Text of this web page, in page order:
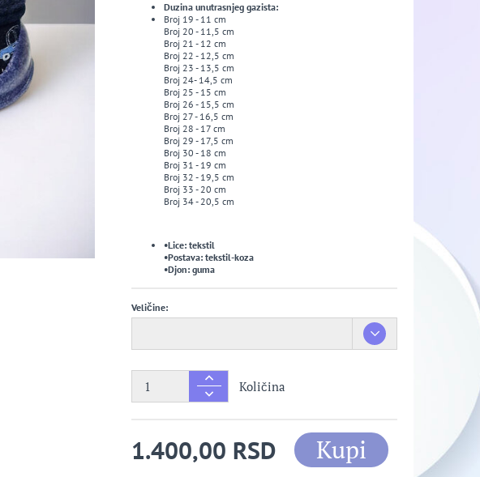
Duzina unutrasnjeg gazista:
Broj 19 - 11 cm
Broj 20 - 11,5 cm
Broj 21 - 12 cm
Broj 22 - 12,5 cm
Broj 23 - 13,5 cm
Broj 24- 14,5 cm
Broj 25 - 15 cm
Broj 26 - 15,5 cm
Broj 27 - 16,5 cm
Broj 28 - 17 cm
Broj 29 - 17,5 cm
Broj 30 - 18 cm
Broj 31 - 19 cm
Broj 32 - 19,5 cm
Broj 33 - 20 cm
Broj 34 - 20,5 cm
•Lice: tekstil
•Postava: tekstil-koza
•Djon: guma
Veličine:
Količina
1.400,00 RSD Kupi